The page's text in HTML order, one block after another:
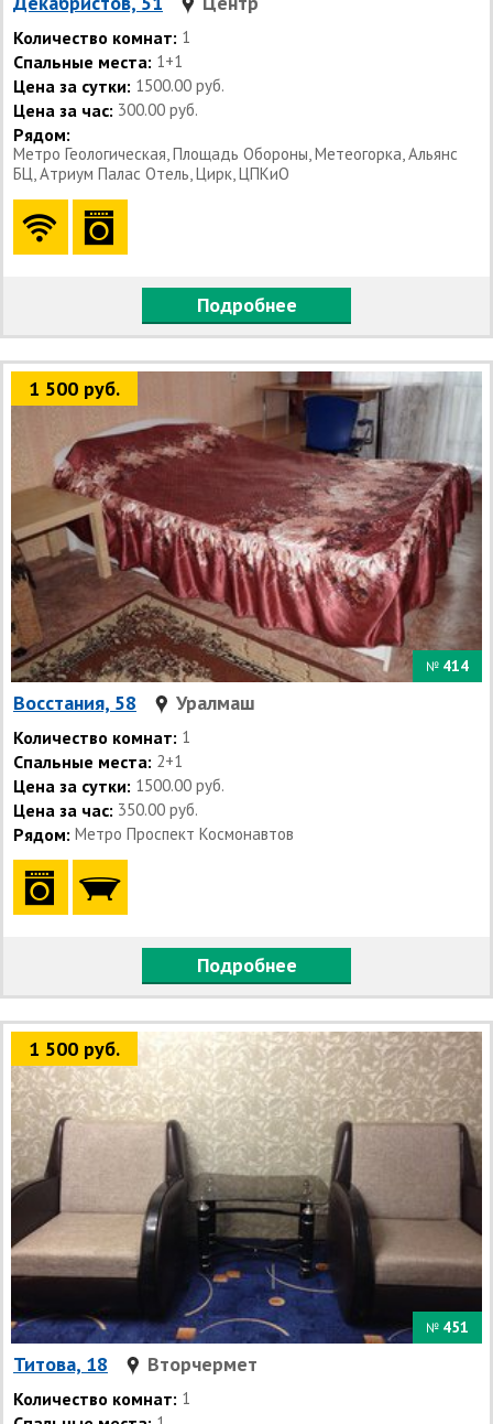
Количество комнат: 1
Спальные места: 1+1
Цена за сутки: 1500.00 руб.
Цена за час: 300.00 руб.
Рядом:
Метро Геологическая, Площадь Обороны, Метеогорка, Альянс
БЦ, Атриум Палас Отель, Цирк, ЦПКиО
Подробнее
1 500 руб.
№ 414
Восстания, 58 Уралмаш
Количество комнат: 1
Спальные места: 2+1
Цена за сутки: 1500.00 руб.
Цена за час: 350.00 руб.
Рядом: Метро Проспект Космонавтов
Подробнее
1 500 руб.
№ 451
Титова, 18 Вторчермет
Количество комнат: 1